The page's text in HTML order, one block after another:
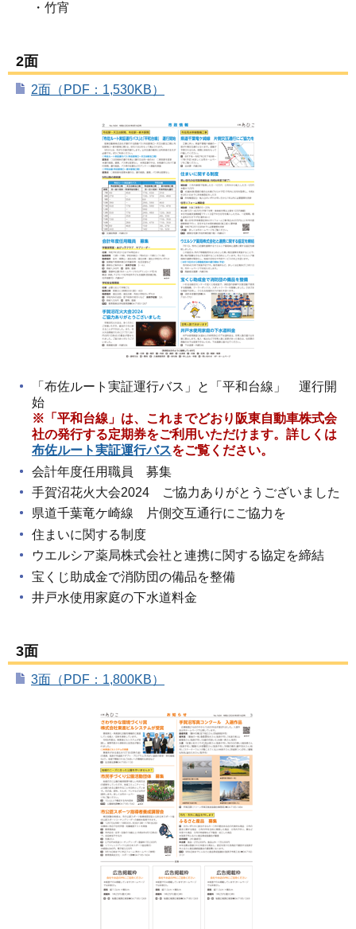
・竹宵
2面
2面（PDF：1,530KB）
「布佐ルート実証運行バス」と「平和台線」 運行開
始
※「平和台線」は、これまでどおり阪東自動車株式会
社の発行する定期券をご利用いただけます。詳しくは
布佐ルート実証運行バスをご覧ください。
会計年度任用職員 募集
手賀沼花火大会2024 ご協力ありがとうございました
県道千葉竜ケ崎線 片側交互通行にご協力を
住まいに関する制度
ウエルシア薬局株式会社と連携に関する協定を締結
宝くじ助成金で消防団の備品を整備
井戸水使用家庭の下水道料金
3面
3面（PDF：1,800KB）